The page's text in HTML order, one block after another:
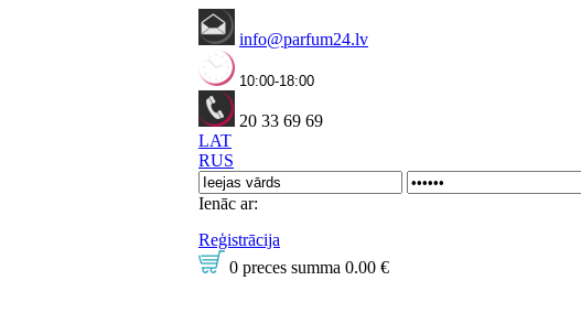
info@parfum24.lv
10:00-18:00
20 33 69 69
LAT
RUS
Ienāc ar:
Reģistrācija
0 preces summa 0.00 €